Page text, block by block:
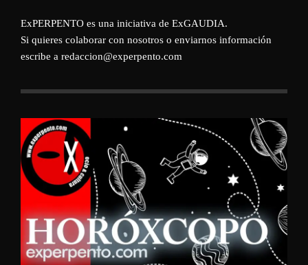
ExPERPENTO es una iniciativa de ExGAUDIA.
Si quieres colaborar con nosotros o enviarnos información
escribe a redaccion@experpento.com